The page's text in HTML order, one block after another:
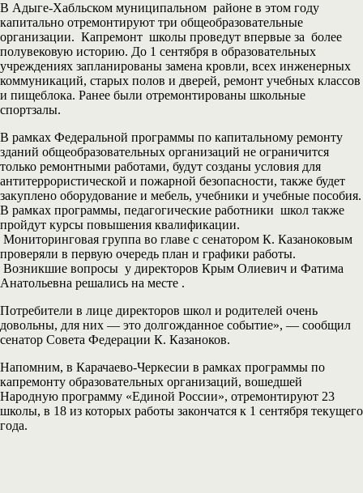
В Адыге-Хабльском муниципальном районе в этом году
капитально отремонтируют три общеобразовательные
организации. Капремонт школы проведут впервые за более
полувековую историю. До 1 сентября в образовательных
учреждениях запланированы замена кровли, всех инженерных
коммуникаций, старых полов и дверей, ремонт учебных классов
и пищеблока. Ранее были отремонтированы школьные
спортзалы.
В рамках Федеральной программы по капитальному ремонту
зданий общеобразовательных организаций не ограничится
только ремонтными работами, будут созданы условия для
антитеррористической и пожарной безопасности, также будет
закуплено оборудование и мебель, учебники и учебные пособия.
В рамках программы, педагогические работники школ также
пройдут курсы повышения квалификации.
Мониторинговая группа во главе с сенатором К. Казаноковым
проверяли в первую очередь план и графики работы.
Возникшие вопросы у директоров Крым Олиевич и Фатима
Анатольевна решались на месте .
Потребители в лице директоров школ и родителей очень
довольны, для них — это долгожданное событие», — сообщил
сенатор Совета Федерации К. Казаноков.
Напомним, в Карачаево-Черкесии в рамках программы по
капремонту образовательных организаций, вошедшей
Народную программу «Единой России», отремонтируют 23
школы, в 18 из которых работы закончатся к 1 сентября текущего
года.